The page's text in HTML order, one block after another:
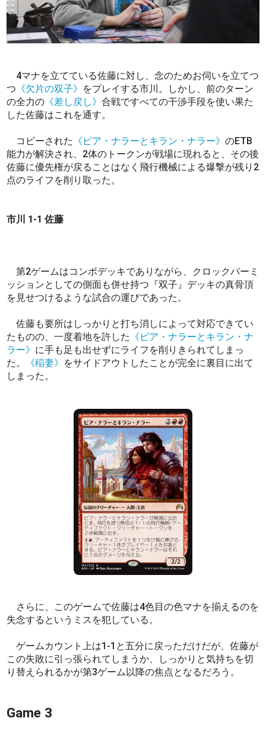
4マナを立てている佐藤に対し、念のためお伺いを立てつ
つ 《欠片の双子》 をプレイする市川。しかし、前のターン
の全力の 《差し戻し》合戦ですべての干渉手段を使い果た
した佐藤はこれを通す。
コピーされた 《ピア・ナラーとキラン・ナラー》のETB
能力が解決され、2体のトークンが戦場に現れると、その後
佐藤に優先権が戻ることはなく飛行機械による爆撃が残り2
点のライフを削り取った。
市川 1-1 佐藤
第2ゲームはコンボデッキでありながら、クロックパーミ
ッションとしての側面も併せ持つ『双子』デッキの真骨頂
を見せつけるような試合の運びであった。
佐藤も要所はしっかりと打ち消しによって対応できてい
たものの、一度着地を許した 《ピア・ナラーとキラン・ナ
ラー》 に手も足も出せずにライフを削りきられてしまっ
た。
《稲妻》 をサイドアウトしたことが完全に裏目に出て
しまった。
さらに、このゲームで佐藤は4色目の色マナを揃えるのを
失念するというミスを犯している。
ゲームカウント上は1-1と五分に戻っただけだが、佐藤が
この失敗に引っ張られてしまうか、しっかりと気持ちを切
り替えられるかが第3ゲーム以降の焦点となるだろう。
Game 3